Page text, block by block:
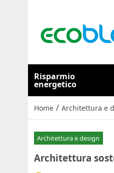
Risparmio
energetico
Home / Architettura e
Architettura e design
Architettura